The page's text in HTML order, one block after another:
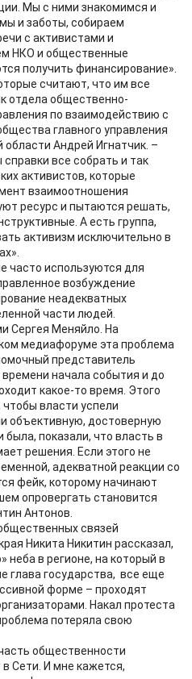
Мы с ними знакомимся и
и заботы, собираем
с активистами и
НКО и общественные
получить финансирование».
считают, что им все
отдела общественно-
по взаимодействию с
главного управления
Андрей Игнатчик. –
все собрать и так
активистов, которые
взаимоотношения
ресурс и пытаются решать,
А есть группа,
активизм исключительно в
часто используются для
возбуждение
неадекватных
части людей.
Сергея Меняйло. На
медиафоруме эта проблема
представитель
начала события и до
какое-то время. Этого
власти успели
объективную, достоверную
показали, что власть в
решения. Если этого не
адекватной реакции со
фейк, которому начинают
опровергать становится
Антонов.
связей
Никита Никитин рассказал,
неба в регионе, на который в
глава государства, все еще
форме – проходят
Накал протеста
потеряла свою
общественности
Сети. И мне кажется,